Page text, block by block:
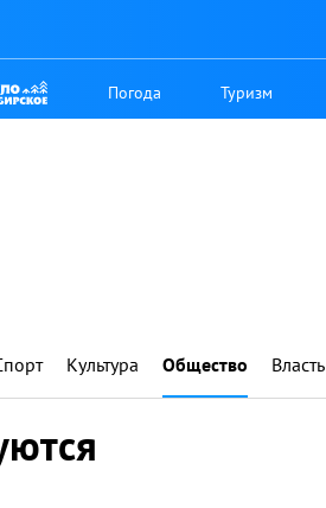
Погода Туризм
Культура Общество Власть